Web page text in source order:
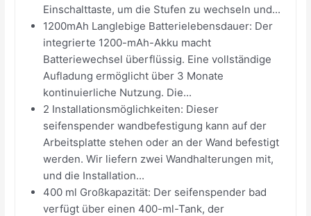
Einschalttaste, um die Stufen zu wechseln und...
1200mAh Langlebige Batterielebensdauer: Der
integrierte 1200-mAh-Akku macht
Batteriewechsel überflüssig. Eine vollständige
Aufladung ermöglicht über 3 Monate
kontinuierliche Nutzung. Die...
2 Installationsmöglichkeiten: Dieser
seifenspender wandbefestigung kann auf der
Arbeitsplatte stehen oder an der Wand befestigt
werden. Wir liefern zwei Wandhalterungen mit,
und die Installation...
400 ml Großkapazität: Der seifenspender bad
verfügt über einen 400-ml-Tank, der